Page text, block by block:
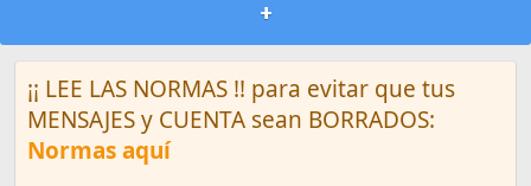
+
¡¡ LEE LAS NORMAS !! para evitar que tus
MENSAJES y CUENTA sean BORRADOS:
Normas aquí